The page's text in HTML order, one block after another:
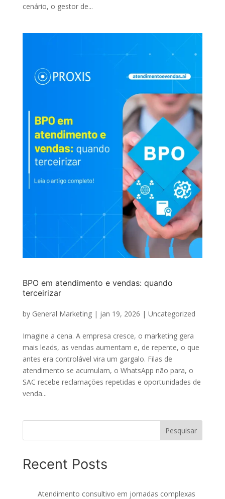
cenário, o gestor de...
BPO em atendimento e vendas: quando
terceirizar
by General Marketing| jan 19, 2026 | Uncategorized
Imagine a cena. A empresa cresce, o marketing gera
mais leads, as vendas aumentam e, de repente, o que
antes era controlável vira um gargalo. Filas de
atendimento se acumulam, o WhatsApp não para, o
SAC recebe reclamações repetidas e oportunidades de
venda...
Pesquisar
Recent Posts
Atendimento consultivo em jornadas complexas